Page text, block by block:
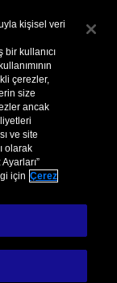
kişisel veri
kullanıcı
çerezler,
size
ancak
ve site
olarak
için Çerez